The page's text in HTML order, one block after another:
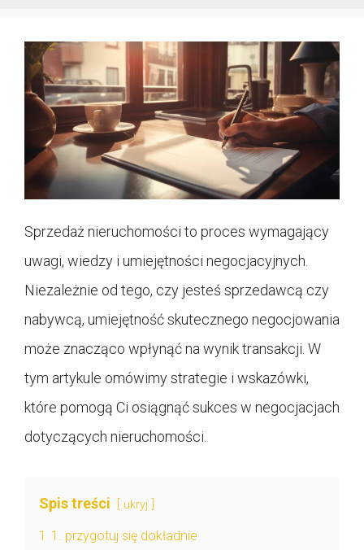
Sprzedaż nieruchomości to proces wymagający
uwagi, wiedzy i umiejętności negocjacyjnych.
Niezależnie od tego, czy jesteś sprzedawcą czy
nabywcą, umiejętność skutecznego negocjowania
może znacząco wpłynąć na wynik transakcji. W
tym artykule omówimy strategie i wskazówki,
które pomogą Ci osiągnąć sukces w negocjacjach
dotyczących nieruchomości.
Spis treści ukryj
1 1. przygotuj się dokładnie